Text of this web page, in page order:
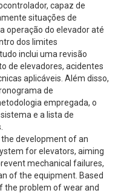
capaz de
situações de
operação do elevador até
dos limites
inclui uma revisão
de elevadores, acidentes
aplicáveis. Além disso,
de
empregada, o
e a lista de
development of an
for elevators, aiming
mechanical failures,
of the equipment. Based
the problem of wear and